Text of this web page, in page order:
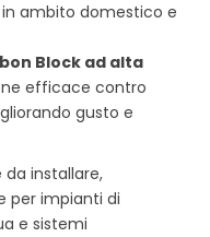
in ambito domestico e
Block ad alta
efficace contro
gusto e
installare,
per impianti di
e sistemi